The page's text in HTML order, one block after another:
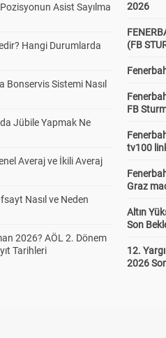
Asist Sayılma
Hangi Durumlarda
Bonservis Sistemi Nasıl
Jübile Yapmak Ne
Averaj ve İkili Averaj
Nasıl ve Neden
2026? AÖL 2. Dönem
Tarihleri
2026
(FB
FB
tv100
Graz
Altın
Son
12.
2026